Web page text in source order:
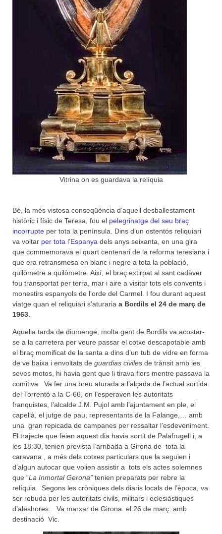
Vitrina on es guardava la relíquia
Bé, la més vistosa conseqüència d’aquell desballestament
històric i físic de Teresa, fou el pelegrinatge del seu braç
incorrupte per tota la península. Dins d’un ostentós reliquiari
va voltar per tota l’Espanya dels anys seixanta, en una gira
que commemorava el quart centenari de la reforma teresiana i
que era retransmesa en blanc i negre a tota la població,
quilòmetre a quilòmetre. Així, el braç extirpat al sant cadàver
fou transportat per terra, mar i aire a visitar tots els convents i
monestirs espanyols de l’orde del Carmel. I fou durant aquest
viatge quan el reliquiari s’aturaria a Bordils el 24 de març de
1963.
Aquella tarda de diumenge, molta gent de Bordils va acostar-
se a la carretera per veure passar el cotxe descapotable amb
el braç momificat de la santa a dins d’un tub de vidre en forma
de ve baixa i envoltats de guardias civiles de trànsit amb les
seves motos, hi havia gent que li tirava flors mentre passava la
comitiva. Va fer una breu aturada a l’alçada de l’actual sortida
del Torrentó a la C-66, on l’esperaven les autoritats
franquistes, l’alcalde J.M. Pujol amb l’ajuntament en ple, el
capellà, el jutge de pau, representants de la Falange,… amb
una gran repicada de campanes per ressaltar l’esdeveniment.
El trajecte que feien aquest dia havia sortit de Palafrugell i, a
les 18:30, tenien prevista l’arribada a Girona de tota la
caravana , a més dels cotxes particulars que la seguien i
d’algun autocar que volien assistir a tots els actes solemnes
que “La Inmortal Gerona” tenien preparats per rebre la
relíquia. Segons les cròniques dels diaris locals de l’època, va
ser rebuda per les autoritats civils, militars i eclesiàstiques
d’aleshores. Va marxar de Girona el 26 de març amb
destinació Vic.